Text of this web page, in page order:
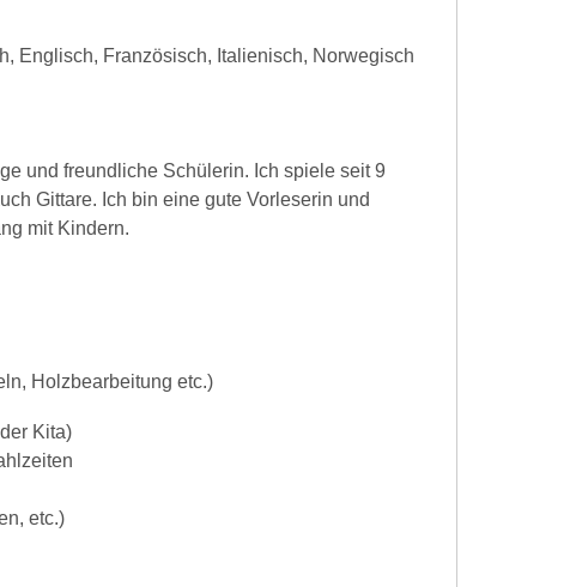
Englisch, Französisch, Italienisch, Norwegisch
und freundliche Schülerin. Ich spiele seit 9
Gittare. Ich bin eine gute Vorleserin und
mit Kindern.
Holzbearbeitung etc.)
Kita)
etc.)